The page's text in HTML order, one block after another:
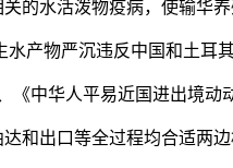
的水活泼物疫病，使输华
物严沉违反中国和土耳
华人平易近国进出境动
出口等全过程均合适两边